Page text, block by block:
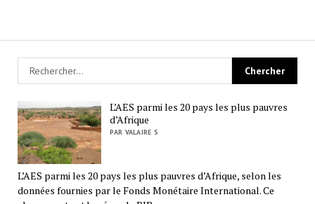
L’AES parmi les 20 pays les plus pauvres
d’Afrique
PAR VALAIRE S
L’AES parmi les 20 pays les plus pauvres d’Afrique, selon les
données fournies par le Fonds Monétaire International. Ce